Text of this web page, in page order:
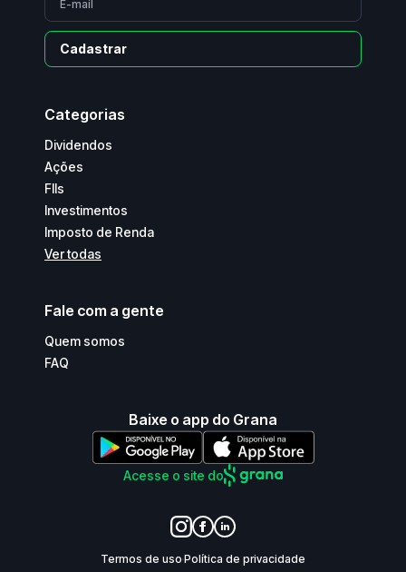
Cadastrar
Categorias
Dividendos
Ações
FIIs
Investimentos
Imposto de Renda
Ver todas
Fale com a gente
Quem somos
FAQ
Baixe o app do Grana
Acesse o site do
Termos de uso Política de privacidade